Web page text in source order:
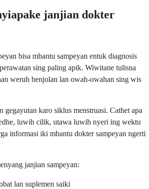
janjian dokter
bisa mbantu sampeyan entuk diagnosis
sing paling apik. Wiwitane tulisna
weruh benjolan lan owah-owahan sing wis
gegayutan karo siklus menstruasi. Cathet apa
luwih cilik, utawa luwih nyeri ing wektu
informasi iki mbantu dokter sampeyan ngerti
janjian sampeyan:
lan suplemen saiki